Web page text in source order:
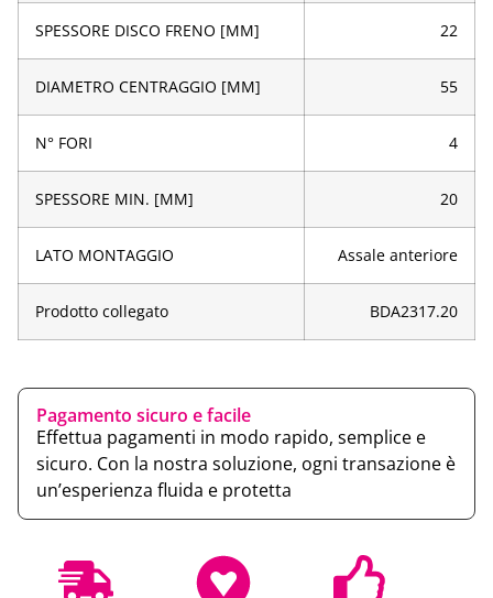
SPESSORE DISCO FRENO [MM] 22
DIAMETRO CENTRAGGIO [MM] 55
N° FORI 4
SPESSORE MIN. [MM] 20
LATO MONTAGGIO Assale anteriore
Prodotto collegato BDA2317.20
Pagamento sicuro e facile
Effettua pagamenti in modo rapido, semplice e
sicuro. Con la nostra soluzione, ogni transazione è
un’esperienza fluida e protetta